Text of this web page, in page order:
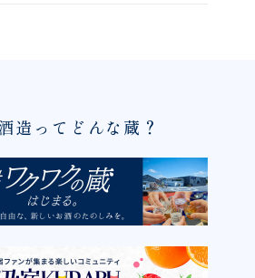
造ってどんな蔵？